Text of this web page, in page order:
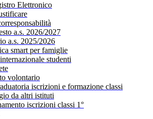
Elettronico
a.s. 2026/2027
a.s. 2025/2026
smart per famiglie
studenti
volontario
iscrizioni e formazione classi
da altri istituti
iscrizioni classi 1°